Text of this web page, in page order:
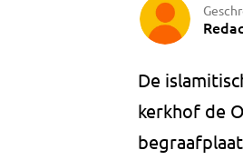
De
kerkhof de